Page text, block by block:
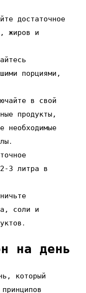
достаточное
жиров и
порциями‚
в свой
продукты‚
необходимые
3 литра в
соли и
на день
который